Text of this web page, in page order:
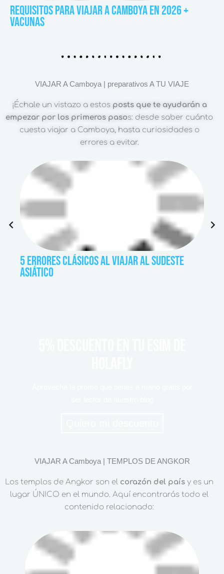
REQUISITOS PARA VIAJAR A CAMBOYA EN 2026 +
VACUNAS
VIAJAR A Camboya | preparativos A TU VIAJE
¡Échale un vistazo a estosposts que te ayudarán a
empezar por los primeros pasos: desde saber cuánto
cuesta viajar a Camboya, hasta curiosidades o
errores a evitar.
5 ERRORES CLÁSICOS AL VIAJAR AL SUDESTE
ASIÁTICO
P
N
VIAJAR A Camboya | TEMPLOS DE ANGKOR
Los templos de Angkor son el corazón del país y es un
lugar ÚNICO en el mundo. Aquí encontrarás todo el
contenido relacionado: